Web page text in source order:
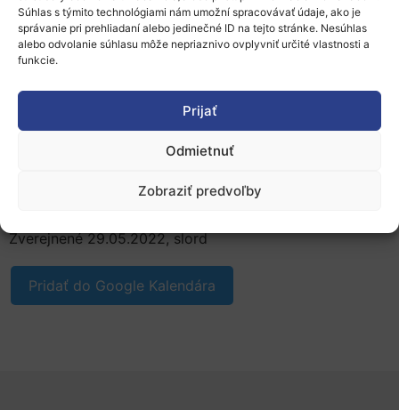
Súhlas s týmito technológiami nám umožní spracovávať údaje, ako je
správanie pri prehliadaní alebo jedinečné ID na tejto stránke. Nesúhlas
alebo odvolanie súhlasu môže nepriaznivo ovplyvniť určité vlastnosti a
funkcie.
Prijať
Odmietnuť
Zobraziť predvoľby
Misia adaptácia na zmenu klímy
Misia Dohoda o pôde pre Európu
podporu cieľov misie EÚ
Príprava a predloženie úspešného návrhu
Harmonogram a stránka podujatia
Zverejnené 29.05.2022, slord
Pridať do Google Kalendára